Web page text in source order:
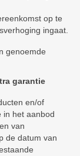
op te
ingaat.
genoemde
garantie
en/of
in het aanbod
van
de datum van